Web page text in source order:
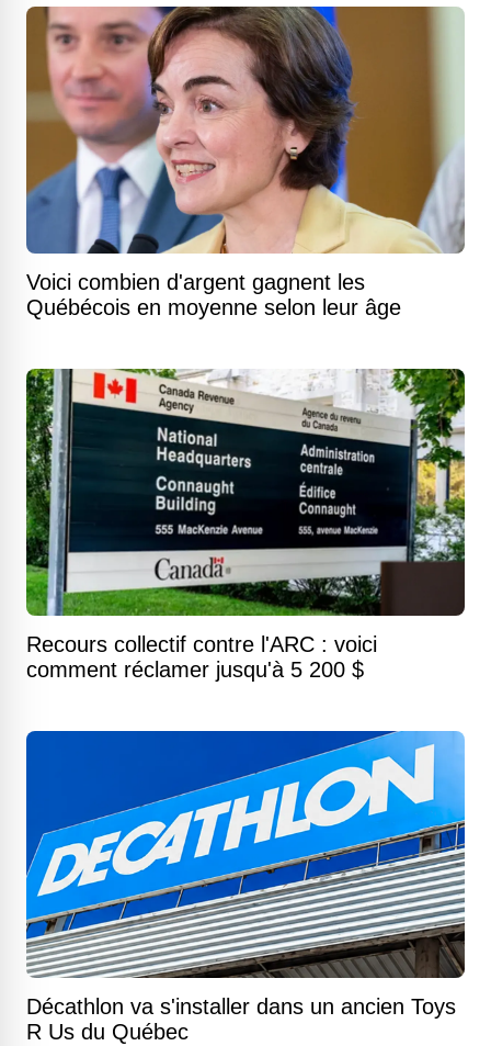
Voici combien d'argent gagnent les
Québécois en moyenne selon leur âge
Recours collectif contre l'ARC : voici
comment réclamer jusqu'à 5 200 $
Décathlon va s'installer dans un ancien Toys
R Us du Québec